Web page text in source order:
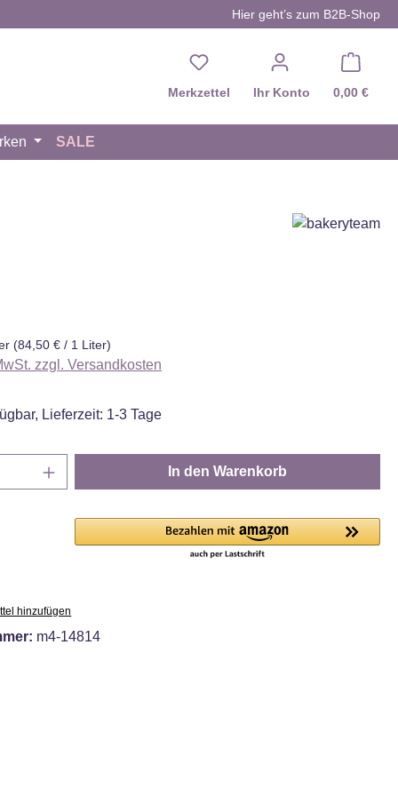
Hier geht’s zum B2B-Shop
Merkzettel Du hast 0 Produkte auf
Ihr Konto 0,00 €
SALE
(84,50 € / 1 Liter)
zzgl. Versandkosten
Lieferzeit: 1-3 Tage
Gib den gewünschten Wert ein
In den Warenkorb
hinzufügen
m4-14814